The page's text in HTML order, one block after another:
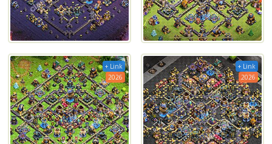
+ Link
2026
+ Link
2026